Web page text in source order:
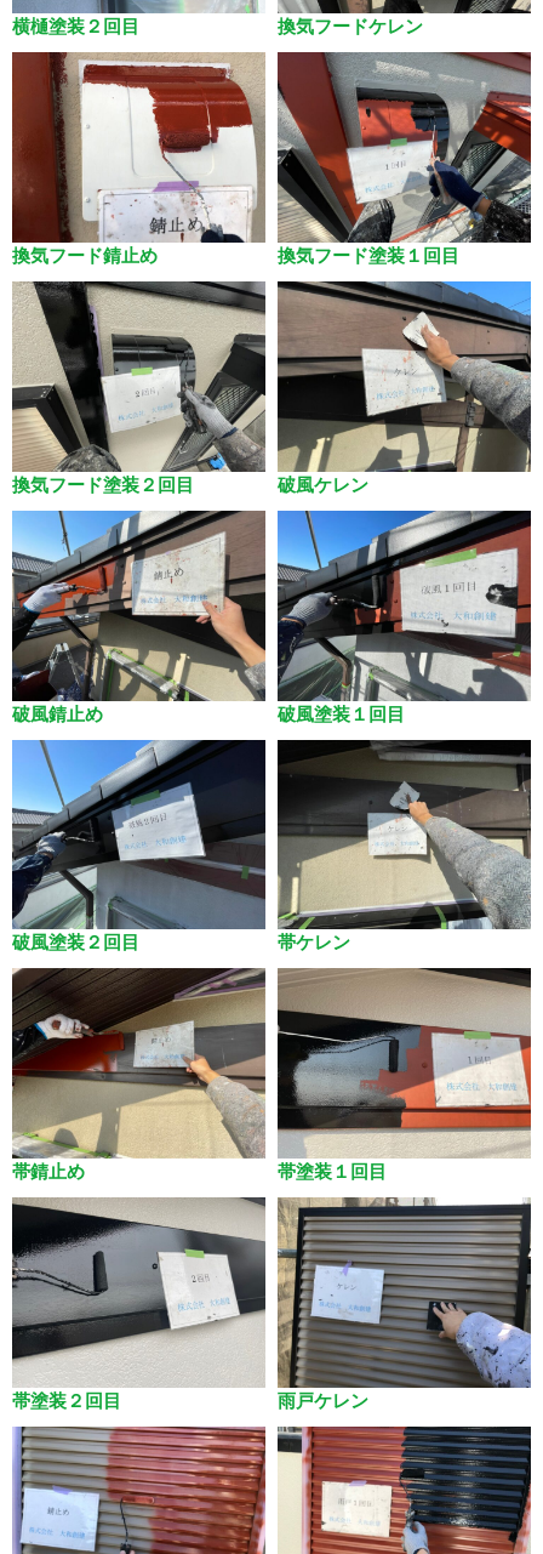
横樋塗装２回目 換気フードケレン
換気フード錆止め 換気フード塗装１回目
換気フード塗装２回目 破風ケレン
破風錆止め 破風塗装１回目
破風塗装２回目 帯ケレン
帯錆止め 帯塗装１回目
帯塗装２回目 雨戸ケレン